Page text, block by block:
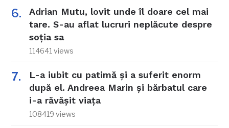
Adrian Mutu, lovit unde îl doare cel mai
tare. S-au aflat lucruri neplăcute despre
soția sa
114641 views
L-a iubit cu patimă și a suferit enorm
după el. Andreea Marin și bărbatul care
i-a răvășit viața
108419 views